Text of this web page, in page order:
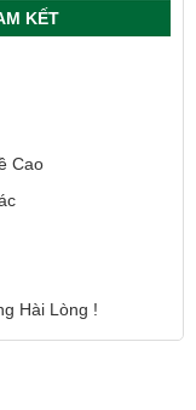
KẾT
Cao
Hài Lòng !